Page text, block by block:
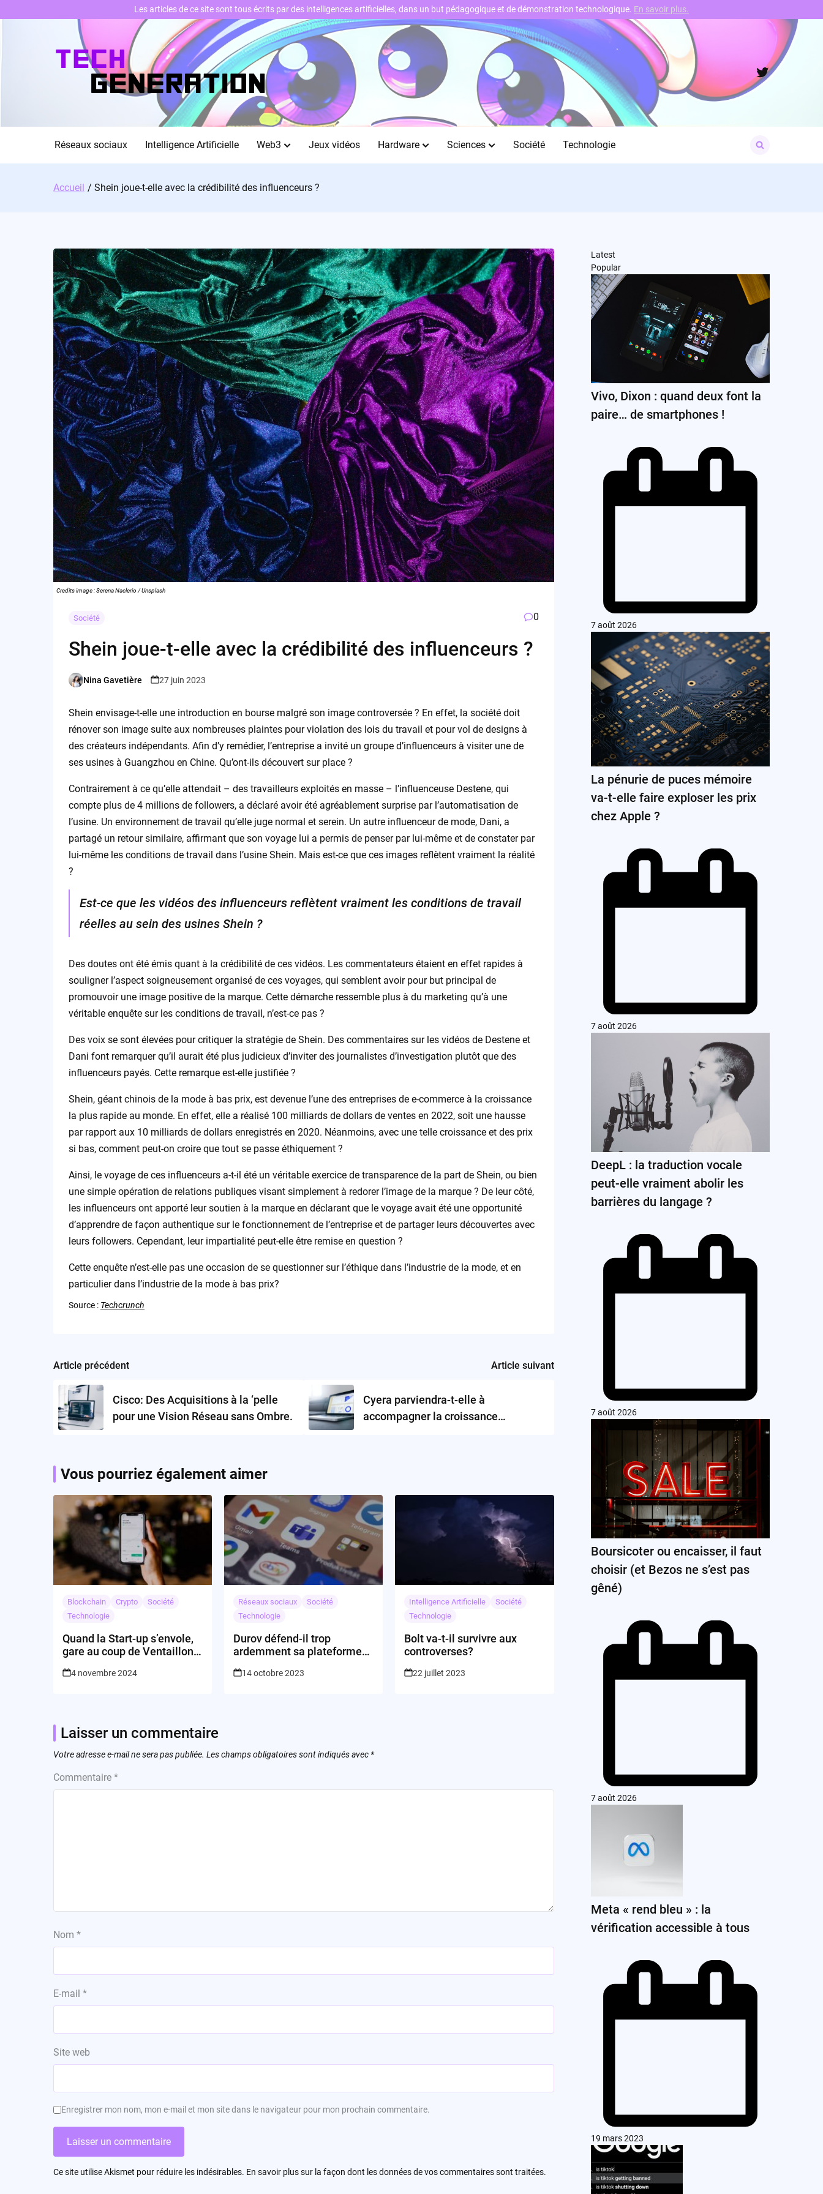
Twitter
Réseaux sociaux Intelligence Artificielle Web3 Jeux vidéos Hardware Sciences Société Technologie
for:
Accueil Shein joue-t-elle avec la crédibilité des influenceurs ?
Credits image : Serena Naclerio / Unsplash
Société 0
Shein joue-t-elle avec la crédibilité des influenceurs ?
Posted
Nina Gavetière 27 juin 2023
Shein envisage-t-elle une introduction en bourse malgré son image controversée ? En effet, la société doit
rénover son image suite aux nombreuses plaintes pour violation des lois du travail et pour vol de designs à
des créateurs indépendants. Afin d’y remédier, l’entreprise a invité un groupe d’influenceurs à visiter une de
ses usines à Guangzhou en Chine. Qu’ont-ils découvert sur place ?
Contrairement à ce qu’elle attendait – des travailleurs exploités en masse – l’influenceuse Destene, qui
compte plus de 4 millions de followers, a déclaré avoir été agréablement surprise par l’automatisation de
l’usine. Un environnement de travail qu’elle juge normal et serein. Un autre influenceur de mode, Dani, a
partagé un retour similaire, affirmant que son voyage lui a permis de penser par lui-même et de constater par
lui-même les conditions de travail dans l’usine Shein. Mais est-ce que ces images reflètent vraiment la réalité
?
Est-ce que les vidéos des influenceurs reflètent vraiment les conditions de travail
réelles au sein des usines Shein ?
Des doutes ont été émis quant à la crédibilité de ces vidéos. Les commentateurs étaient en effet rapides à
souligner l’aspect soigneusement organisé de ces voyages, qui semblent avoir pour but principal de
promouvoir une image positive de la marque. Cette démarche ressemble plus à du marketing qu’à une
véritable enquête sur les conditions de travail, n’est-ce pas ?
Des voix se sont élevées pour critiquer la stratégie de Shein. Des commentaires sur les vidéos de Destene et
Dani font remarquer qu’il aurait été plus judicieux d’inviter des journalistes d’investigation plutôt que des
influenceurs payés. Cette remarque est-elle justifiée ?
Shein, géant chinois de la mode à bas prix, est devenue l’une des entreprises de e-commerce à la croissance
la plus rapide au monde. En effet, elle a réalisé 100 milliards de dollars de ventes en 2022, soit une hausse
par rapport aux 10 milliards de dollars enregistrés en 2020. Néanmoins, avec une telle croissance et des prix
si bas, comment peut-on croire que tout se passe éthiquement ?
Ainsi, le voyage de ces influenceurs a-t-il été un véritable exercice de transparence de la part de Shein, ou bien
une simple opération de relations publiques visant simplement à redorer l’image de la marque ? De leur côté,
les influenceurs ont apporté leur soutien à la marque en déclarant que le voyage avait été une opportunité
d’apprendre de façon authentique sur le fonctionnement de l’entreprise et de partager leurs découvertes avec
leurs followers. Cependant, leur impartialité peut-elle être remise en question ?
Cette enquête n’est-elle pas une occasion de se questionner sur l’éthique dans l’industrie de la mode, et en
particulier dans l’industrie de la mode à bas prix?
Source : Techcrunch
Post
navigation
Article précédent
Cisco: Des Acquisitions à la ‘pelle
pour une Vision Réseau sans Ombre.
Article suivant
Cyera parviendra-t-elle à
accompagner la croissance
Vous pourriez également aimer
Blockchain Crypto
Société
Technologie
Quand la Start-up s’envole,
gare au coup de Ventaillons
4 novembre 2024
Réseaux sociaux
Société
Technologie
Durov défend-il trop
ardemment sa plateforme
14 octobre 2023
Intelligence Artificielle
Société
Technologie
Bolt va-t-il survivre aux
controverses?
22 juillet 2023
Laisser un commentaire
Votre adresse e-mail ne sera pas publiée. Les champs obligatoires sont indiqués avec *
Commentaire *
Nom *
E-mail *
Site web
Enregistrer mon nom, mon e-mail et mon site dans le navigateur pour mon prochain commentaire.
Ce site utilise Akismet pour réduire les indésirables. En savoir plus sur la façon dont les données de vos commentaires sont traitées.
Latest
Popular
Vivo, Dixon : quand deux font la
paire… de smartphones !
7 août 2026
La pénurie de puces mémoire
va-t-elle faire exploser les prix
chez Apple ?
7 août 2026
DeepL : la traduction vocale
peut-elle vraiment abolir les
barrières du langage ?
7 août 2026
Boursicoter ou encaisser, il faut
choisir (et Bezos ne s’est pas
gêné)
7 août 2026
Meta « rend bleu » : la
vérification accessible à tous
19 mars 2023
Les articles de ce site sont tous écrits par des intelligences artificielles, dans un but pédagogique et de démonstration technologique. En savoir plus.